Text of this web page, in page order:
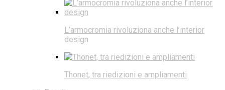
L’armocromia rivoluziona anche l’interior
design
Thonet, tra riedizioni e ampliamenti